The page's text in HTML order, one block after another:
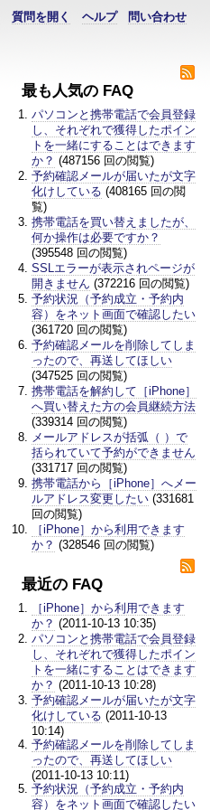
問い合わせ
ヘルプ
質問を開く
最も人気の FAQ
パソコンと携帯電話で会員登録
し、それぞれで獲得したポイン
トを一緒にすることはできます
か？ (487156 回の閲覧)
予約確認メールが届いたが文字
化けしている (408165 回の閲
覧)
携帯電話を買い替えましたが、
何か操作は必要ですか？
(395548 回の閲覧)
SSLエラーが表示されページが
開きません (372216 回の閲覧)
予約状況（予約成立・予約内
容）をネット画面で確認したい
(361720 回の閲覧)
予約確認メールを削除してしま
ったので、再送してほしい
(347525 回の閲覧)
携帯電話を解約して［iPhone］
へ買い替えた方の会員継続方法
(339314 回の閲覧)
メールアドレスが括弧（ ）で
括られていて予約ができません
(331717 回の閲覧)
携帯電話から［iPhone］へメー
ルアドレス変更したい (331681
回の閲覧)
［iPhone］から利用できます
か？ (328546 回の閲覧)
最近の FAQ
［iPhone］から利用できます
か？ (2011-10-13 10:35)
パソコンと携帯電話で会員登録
し、それぞれで獲得したポイン
トを一緒にすることはできます
か？ (2011-10-13 10:28)
予約確認メールが届いたが文字
化けしている (2011-10-13
10:14)
予約確認メールを削除してしま
ったので、再送してほしい
(2011-10-13 10:11)
予約状況（予約成立・予約内
容）をネット画面で確認したい